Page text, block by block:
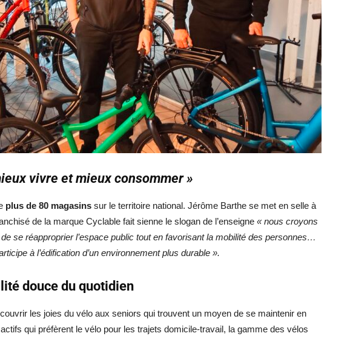
Hebdo25
vivre et mieux consommer »
plus de 80 magasins sur le territoire national. Jérôme Barthe se met en selle à
de la marque Cyclable fait sienne le slogan de l’enseigne « nous croyons
se réapproprier l’espace public tout en favorisant la mobilité des personnes…
à l’édification d’un environnement plus durable ».
douce du quotidien
les joies du vélo aux seniors qui trouvent un moyen de se maintenir en
qui préfèrent le vélo pour les trajets domicile-travail, la gamme des vélos